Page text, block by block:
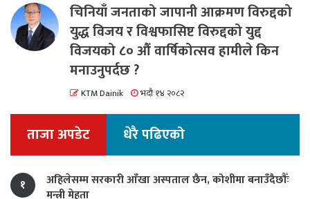
चिनियाँ जनताको जापानी आक्रमण विरुद्दको
युद्ध विजय र विश्वफासिष्ट विरुद्दको युद्द
विजयको ८० औं वार्षिकोत्सव हामीले किन
मनाउनुपर्दछ ?
KTM Dainik भदौ १४ २०८२
ताजा अपडेट धेरै पढिएको
१
अहिलेसम्म सरकारी आँखा अस्पताल छैन, कोशीमा बनाउँदैछौँः
मन्त्री मेहता